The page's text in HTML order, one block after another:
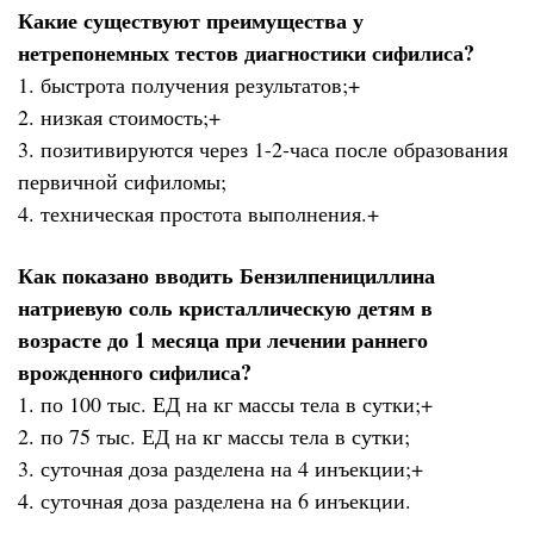
Какие существуют преимущества у
нетрепонемных тестов диагностики сифилиса?
1. быстрота получения результатов;+
2. низкая стоимость;+
3. позитивируются через 1-2-часа после образования
первичной сифиломы;
4. техническая простота выполнения.+
Как показано вводить Бензилпенициллина
натриевую соль кристаллическую детям в
возрасте до 1 месяца при лечении раннего
врожденного сифилиса?
1. по 100 тыс. ЕД на кг массы тела в сутки;+
2. по 75 тыс. ЕД на кг массы тела в сутки;
3. суточная доза разделена на 4 инъекции;+
4. суточная доза разделена на 6 инъекции.